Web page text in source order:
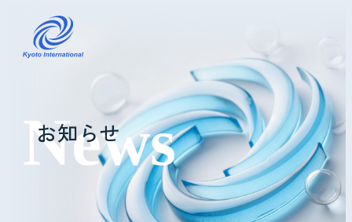
コインランドリーレンタル
ホテル様へ
掃除・メンテナンス
お知らせ